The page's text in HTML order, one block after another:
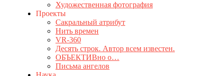
Художественная фотография
Проекты
Сакральный атрибут
Нить времен
VR-360
Десять строк. Автор всем известен.
ОБЪЕКТИВно о…
Письма ангелов